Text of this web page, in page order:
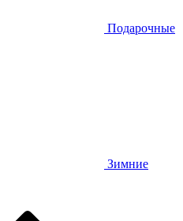
Подарочные
Зимние